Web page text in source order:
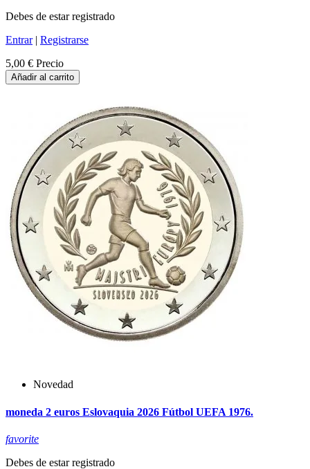
Debes de estar registrado
Entrar| Registrarse
5,00 € Precio
Añadir al carrito
Novedad
moneda 2 euros Eslovaquia 2026 Fútbol UEFA 1976.
favorite
Debes de estar registrado